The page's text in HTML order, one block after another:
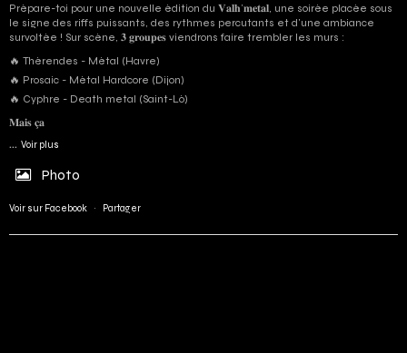
Prépare-toi pour une nouvelle édition du 𝐕𝐚𝐥𝐡’𝐦𝐞𝐭𝐚𝐥, une soirée placée sous
le signe des riffs puissants, des rythmes percutants et d'une ambiance
survoltée ! Sur scène, 𝟑 𝐠𝐫𝐨𝐮𝐩𝐞𝐬 viendrons faire trembler les murs :
🔥 Thérendes - Métal (Havre)
🔥 Prosaic - Métal Hardcore (Dijon)
🔥 Cyphre - Death metal (Saint-Lô)
𝐌𝐚𝐢𝐬 𝐜̧𝐚
... Voir plus
Photo
Voir sur Facebook · Partager